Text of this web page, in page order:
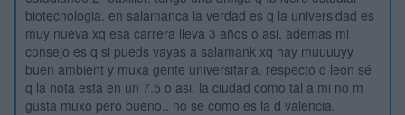
biotecnologia. en salamanca la verdad es q la universidad es
muy nueva xq esa carrera lleva 3 años o asi. ademas mi
consejo es q si pueds vayas a salamank xq hay muuuuyy
buen ambient y muxa gente universitaria. respecto d leon sé
q la nota esta en un 7.5 o asi. la ciudad como tal a mi no m
gusta muxo pero bueno.. no se como es la d valencia.